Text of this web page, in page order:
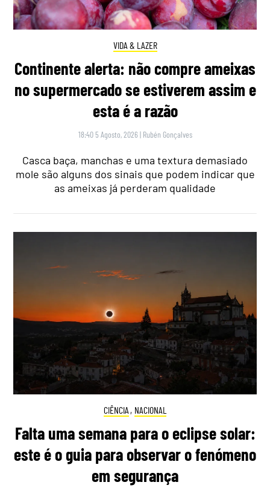
VIDA & LAZER
Continente alerta: não compre ameixas
no supermercado se estiverem assim e
esta é a razão
18:40 5 Agosto, 2026 | Rubén Gonçalves
Casca baça, manchas e uma textura demasiado
mole são alguns dos sinais que podem indicar que
as ameixas já perderam qualidade
CIÊNCIA , NACIONAL
Falta uma semana para o eclipse solar:
este é o guia para observar o fenómeno
em segurança